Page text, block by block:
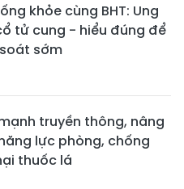
khỏe cùng BHT: Ung
tử cung - hiểu đúng để
sớm
truyền thông, nâng
lực phòng, chống
thuốc lá